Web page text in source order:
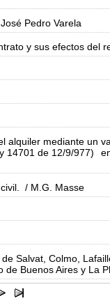
Pedro Varela
y sus efectos del
alquiler mediante un
14701 de 12/9/977)
/ M.G. Masse
Salvat, Colmo,
Buenos Aires y La